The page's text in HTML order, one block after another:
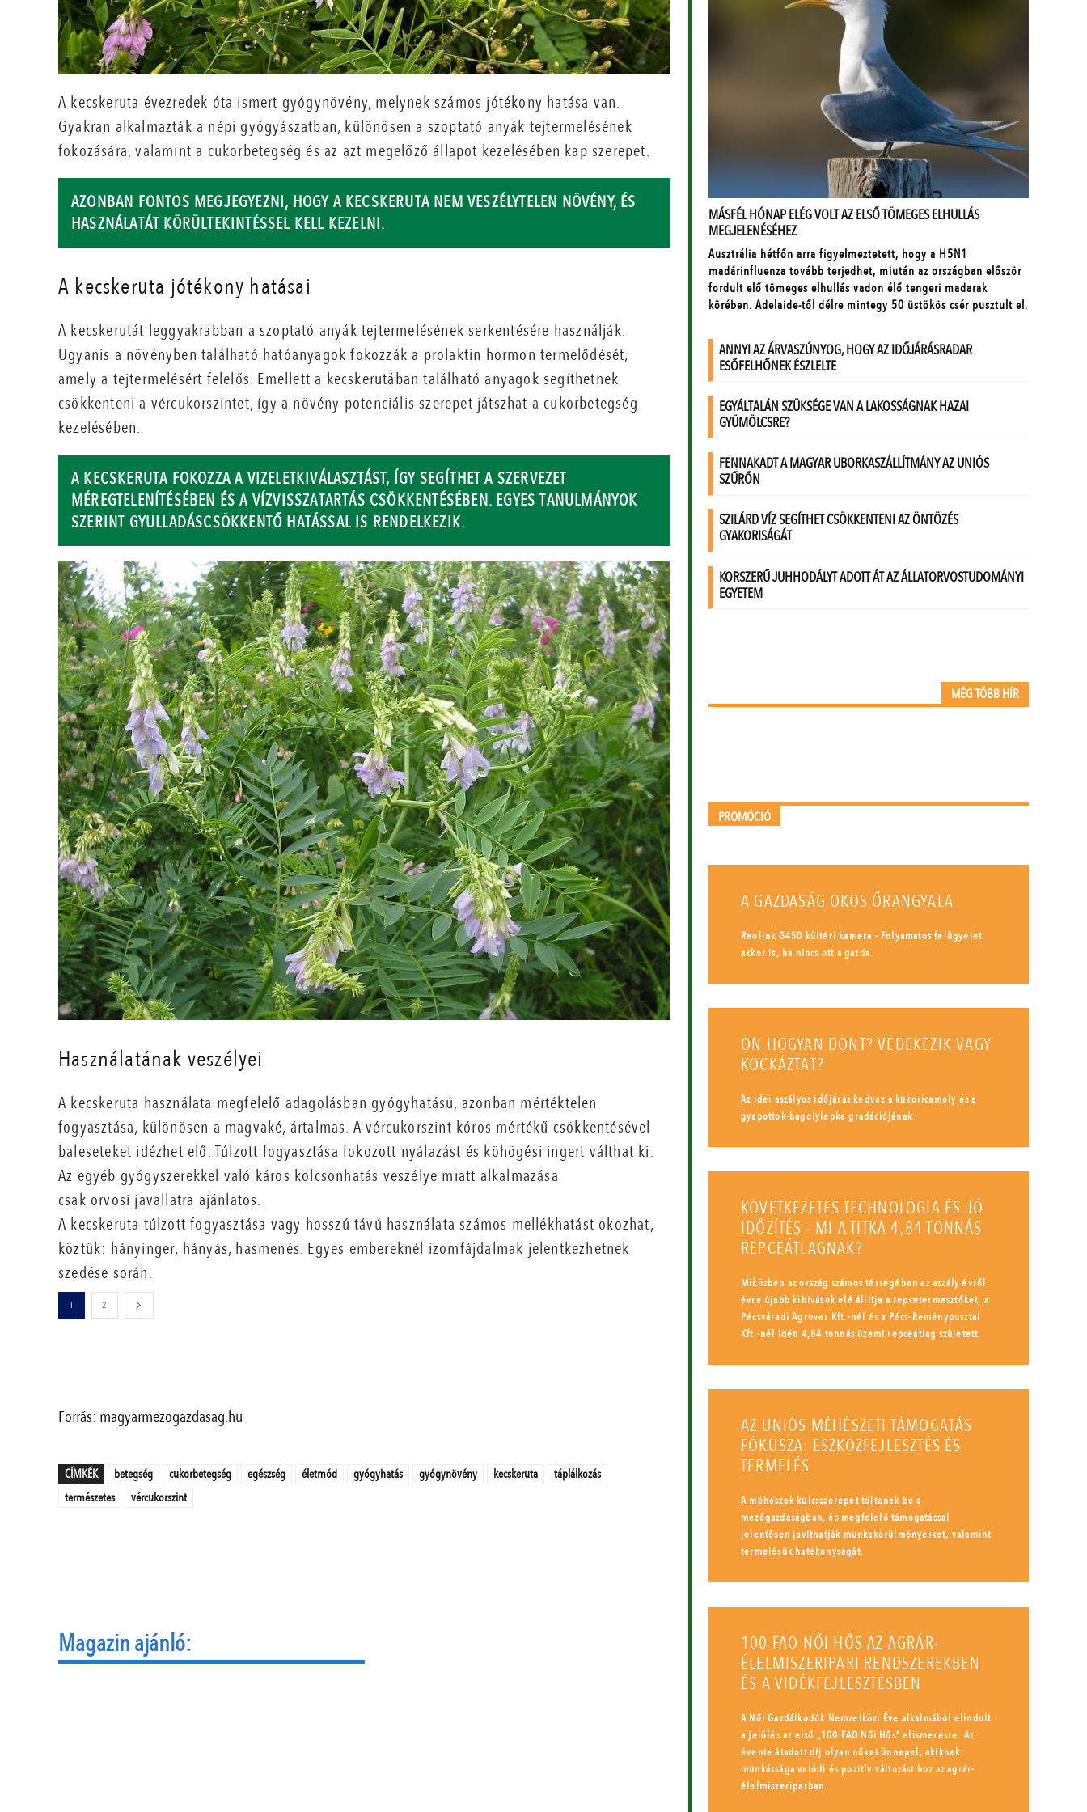
A kecskeruta évezredek óta ismert gyógynövény, melynek számos jótékony hatása van.
Gyakran alkalmazták a népi gyógyászatban, különösen a szoptató anyák tejtermelésének
fokozására, valamint a cukorbetegség és az azt megelőző állapot kezelésében kap szerepet.
AZONBAN FONTOS MEGJEGYEZNI, HOGY A KECSKERUTA NEM VESZÉLYTELEN NÖVÉNY, ÉS
HASZNÁLATÁT KÖRÜLTEKINTÉSSEL KELL KEZELNI.
A kecskeruta jótékony hatásai
A kecskerutát leggyakrabban a szoptató anyák tejtermelésének serkentésére használják.
Ugyanis a növényben található hatóanyagok fokozzák a prolaktin hormon termelődését,
amely a tejtermelésért felelős. Emellett a kecskerutában található anyagok segíthetnek
csökkenteni a vércukorszintet, így a növény potenciális szerepet játszhat a cukorbetegség
kezelésében.
A KECSKERUTA FOKOZZA A VIZELETKIVÁLASZTÁST, ÍGY SEGÍTHET A SZERVEZET
MÉREGTELENÍTÉSÉBEN ÉS A VÍZVISSZATARTÁS CSÖKKENTÉSÉBEN. EGYES TANULMÁNYOK
SZERINT GYULLADÁSCSÖKKENTŐ HATÁSSAL IS RENDELKEZIK.
Használatának veszélyei
A kecskeruta használata megfelelő adagolásban gyógyhatású, azonban mértéktelen
fogyasztása, különösen a magvaké, ártalmas. A vércukorszint kóros mértékű csökkentésével
baleseteket idézhet elő. Túlzott fogyasztása fokozott nyálazást és köhögési ingert válthat ki.
Az egyéb gyógyszerekkel való káros kölcsönhatás veszélye miatt alkalmazása
csak orvosi javallatra ajánlatos.
A kecskeruta túlzott fogyasztása vagy hosszú távú használata számos mellékhatást okozhat,
köztük: hányinger, hányás, hasmenés. Egyes embereknél izomfájdalmak jelentkezhetnek
szedése során.
1 2
Forrás: magyarmezogazdasag.hu
CÍMKÉK betegség cukorbetegség egészség életmód gyógyhatás gyógynövény kecskeruta
táplálkozás
természetes
vércukorszint
Magazin ajánló:
MÉG TÖBB HÍR
PROMÓCIÓ
A GAZDASÁG OKOS ŐRANGYALA
Reolink G450 kültéri kamera - Folyamatos felügyelet
akkor is, ha nincs ott a gazda.
ÖN HOGYAN DÖNT? VÉDEKEZIK VAGY
KOCKÁZTAT?
Az idei aszályos időjárás kedvez a kukoricamoly és a
gyapottok-bagolylepke gradációjának.
KÖVETKEZETES TECHNOLÓGIA ÉS JÓ
IDŐZÍTÉS - MI A TITKA 4,84 TONNÁS
REPCEÁTLAGNAK?
Miközben az ország számos térségében az aszály évről
évre újabb kihívások elé állítja a repcetermesztőket, a
Pécsváradi Agrover Kft.-nél és a Pécs-Reménypusztai
Kft.-nél idén 4,84 tonnás üzemi repceátlag született.
AZ UNIÓS MÉHÉSZETI TÁMOGATÁS
FÓKUSZA: ESZKÖZFEJLESZTÉS ÉS
TERMELÉS
A méhészek kulcsszerepet töltenek be a
mezőgazdaságban, és megfelelő támogatással
jelentősen javíthatják munkakörülményeiket, valamint
termelésük hatékonyságát.
100 FAO NŐI HŐS AZ AGRÁR-
ÉLELMISZERIPARI RENDSZEREKBEN
ÉS A VIDÉKFEJLESZTÉSBEN
A Női Gazdálkodók Nemzetközi Éve alkalmából elindult
a jelölés az első „100 FAO Női Hős” elismerésre. Az
évente átadott díj olyan nőket ünnepel, akiknek
munkássága valódi és pozitív változást hoz az agrár-
élelmiszeriparban.